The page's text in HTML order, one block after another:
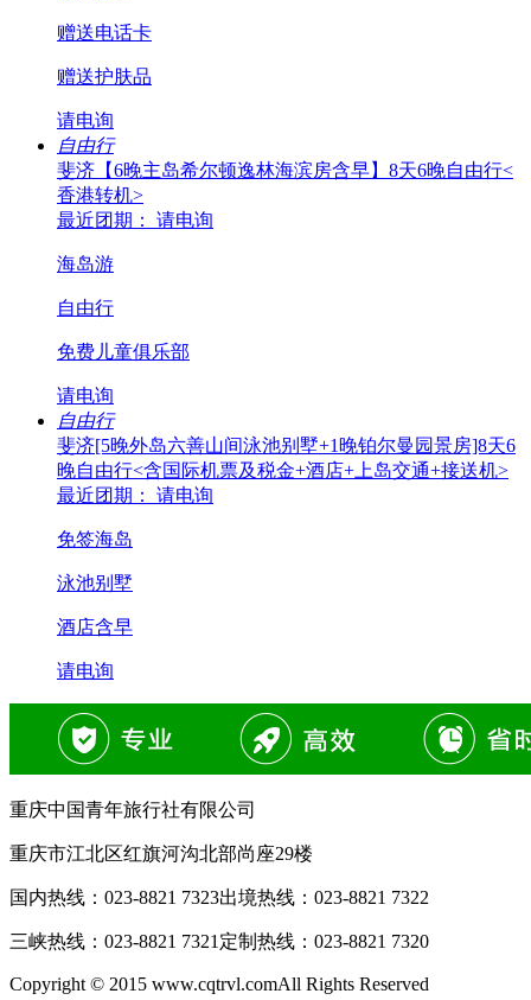
赠送电话卡
赠送护肤品
请电询
自由行
斐济【6晚主岛希尔顿逸林海滨房含早】8天6晚自由行<
香港转机>
最近团期： 请电询
海岛游
自由行
免费儿童俱乐部
请电询
自由行
斐济[5晚外岛六善山间泳池别墅+1晚铂尔曼园景房]8天6
晚自由行<含国际机票及税金+酒店+上岛交通+接送机>
最近团期： 请电询
免签海岛
泳池别墅
酒店含早
请电询
重庆中国青年旅行社有限公司
重庆市江北区红旗河沟北部尚座29楼
国内热线： 023-8821 7323出境热线： 023-8821 7322
三峡热线： 023-8821 7321 定制热线： 023-8821 7320
Copyright © 2015 www.cqtrvl.comAll Rights Reserved